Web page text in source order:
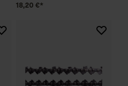
18,20 €*